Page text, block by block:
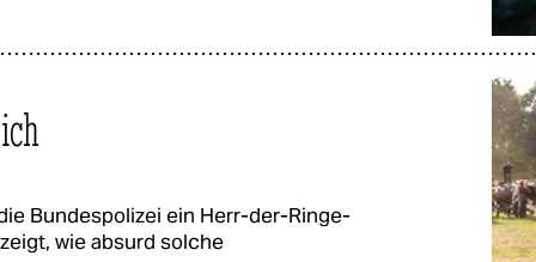
Bundespolizei ein Herr-der-Ringe-
wie absurd solche